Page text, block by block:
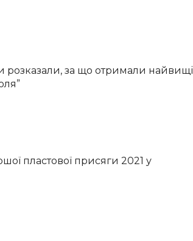
розказали, за що отримали найвищі
пластової присяги 2021 у